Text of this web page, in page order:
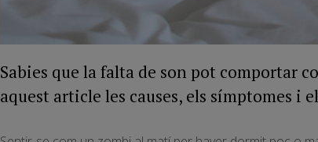
Sabies que la falta de son pot comportar
aquest article les causes, els símptomes i